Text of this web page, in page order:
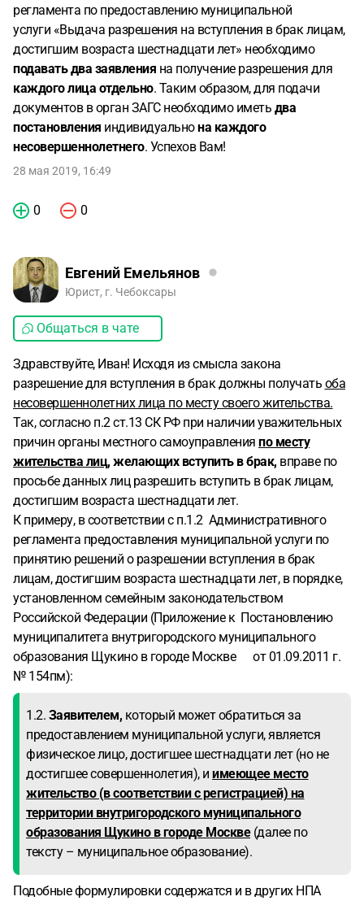
регламента по предоставлению муниципальной
услуги «Выдача разрешения на вступления в брак лицам,
достигшим возраста шестнадцати лет» необходимо
подавать два заявления на получение разрешения для
каждого лица отдельно. Таким образом, для подачи
документов в орган ЗАГС необходимо иметь два
постановления индивидуальнона каждого
несовершеннолетнего. Успехов Вам!
28 мая 2019, 16:49
0 0
Евгений Емельянов
Юрист, г. Чебоксары
Общаться в чате
Здравствуйте, Иван! Исходя из смысла закона
разрешение для вступления в брак должны получать оба
несовершеннолетних лица по месту своего жительства.
Так, согласно п.2 ст.13 СК РФ при наличии уважительных
причин органы местного самоуправления по месту
жительства лиц, желающих вступить в брак, вправе по
просьбе данных лиц разрешить вступить в брак лицам,
достигшим возраста шестнадцати лет.
К примеру, в соответствии с п.1.2 Административного
регламента предоставления муниципальной услуги по
принятию решений о разрешении вступления в брак
лицам, достигшим возраста шестнадцати лет, в порядке,
установленном семейным законодательством
Российской Федерации (Приложение к Постановлению
муниципалитета внутригородского муниципального
образования Щукино в городе Москве от 01.09.2011 г.
№ 154пм):
1.2. Заявителем, который может обратиться за
предоставлением муниципальной услуги, является
физическое лицо, достигшее шестнадцати лет (но не
достигшее совершеннолетия), и имеющее место
жительство (в соответствии с регистрацией) на
территории внутригородского муниципального
образования Щукино в городе Москве(далее по
тексту – муниципальное образование).
Подобные формулировки содержатся и в других НПА